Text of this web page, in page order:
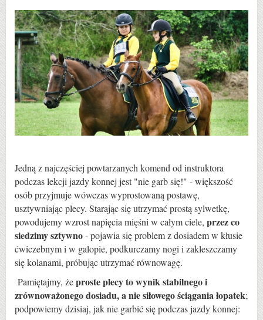
Jedną z najczęściej powtarzanych komend od instruktora
podczas lekcji jazdy konnej jest "nie garb się!" - większość
osób przyjmuje wówczas wyprostowaną postawę,
usztywniając plecy. Starając się utrzymać prostą sylwetkę,
powodujemy wzrost napięcia mięśni w całym ciele, przez co
siedzimy sztywno- pojawia się problem z dosiadem w kłusie
ćwiczebnym i w galopie, podkurczamy nogi i zakleszczamy
się kolanami, próbując utrzymać równowagę.
Pamiętajmy, żeproste plecy to wynik stabilnego i
zrównoważonego dosiadu, a nie siłowego ściągania łopatek;
podpowiemy dzisiaj, jak nie garbić się podczas jazdy konnej: